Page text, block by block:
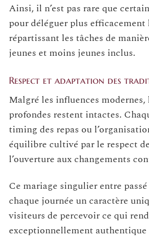
Ainsi, il n’est pas rare que
pour déléguer plus
répartissant les tâches de
jeunes et moins jeunes inclus.
Respect et adaptation des
Malgré les influences modernes,
profondes restent intactes.
timing des repas ou
équilibre cultivé par le respect
l’ouverture aux changements
Ce mariage singulier entre
chaque journée un caractère
visiteurs de percevoir ce qui
exceptionnellement